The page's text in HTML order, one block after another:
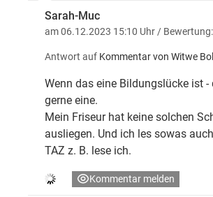
Sarah-Muc
am 06.12.2023 15:10 Uhr/ Bewertung:
Antwort auf Kommentar von Witwe
Wenn das eine Bildungslücke ist -
gerne eine.
Mein Friseur hat keine solchen
ausliegen. Und ich les sowas
TAZ z. B. lese ich.
Kommentar melden